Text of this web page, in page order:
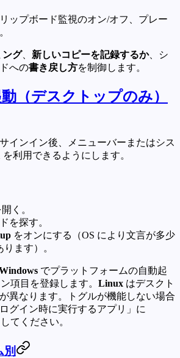
ップボード監視のオン/オフ、プレー
ング、 新しいコピーを記録するか、シ
への書き戻し方を制御します。
（デスクトップのみ）
インイン後、メニューバーまたはシス
利用できるようにします。
く。
を探す。
をオンにする（OS により文言が多少
ます）。
でプラットフォームの自動起
項目を登録します。 Linux はデスクト
異なります。トグルが機能しない場合
グイン時に実行するアプリ」に
てください。